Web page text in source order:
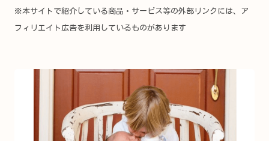
※本サイトで紹介している商品・サービス等の外部リンクには、ア
フィリエイト広告を利用しているものがあります